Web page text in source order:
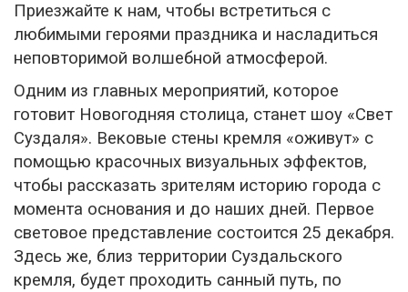
Приезжайте к нам, чтобы встретиться с
любимыми героями праздника и насладиться
неповторимой волшебной атмосферой.
Одним из главных мероприятий, которое
готовит Новогодняя столица, станет шоу «Свет
Суздаля». Вековые стены кремля «оживут» с
помощью красочных визуальных эффектов,
чтобы рассказать зрителям историю города с
момента основания и до наших дней. Первое
световое представление состоится 25 декабря.
Здесь же, близ территории Суздальского
кремля, будет проходить санный путь, по